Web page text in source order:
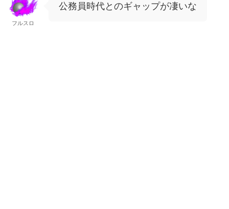
フルスロ
公務員時代とのギャップが凄いな